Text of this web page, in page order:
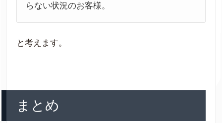
らない状況のお客様。
と考えます。
まとめ